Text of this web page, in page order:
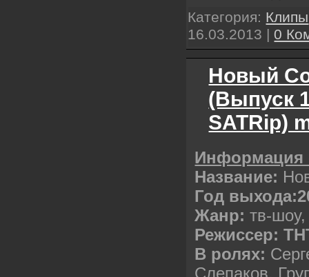
Категория: Клипы
16.03.2013 | 0
Новый
(Выпуск
SATRip)
Название:
Год
Жанр: тв-
Режиссер:
В ролях:
Слепаков,